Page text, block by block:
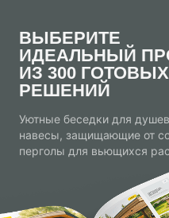
ВЫБЕРИТЕ
ИДЕАЛЬНЫЙ
ИЗ 300 ГОТОВЫХ
РЕШЕНИЙ
Уютные беседки для
навесы, защищающие от
перголы для вьющихся